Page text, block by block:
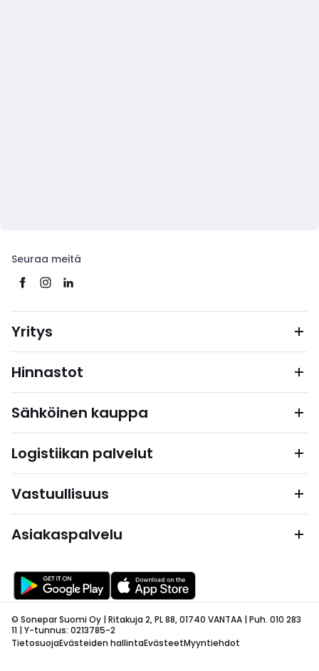
Seuraa meitä
Yritys
Hinnastot
Sähköinen kauppa
Logistiikan palvelut
Vastuullisuus
Asiakaspalvelu
© Sonepar Suomi Oy | Ritakuja 2, PL 88, 01740 VANTAA | Puh. 010 283
11 | Y-tunnus: 0213785-2
TietosuojaEvästeiden hallintaEvästeetMyyntiehdot